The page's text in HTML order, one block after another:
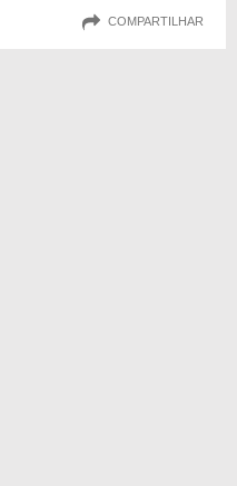
COMPARTILHAR